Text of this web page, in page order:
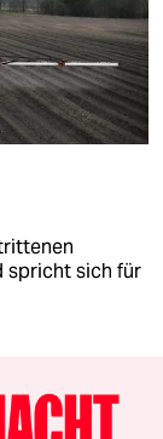
spricht sich für